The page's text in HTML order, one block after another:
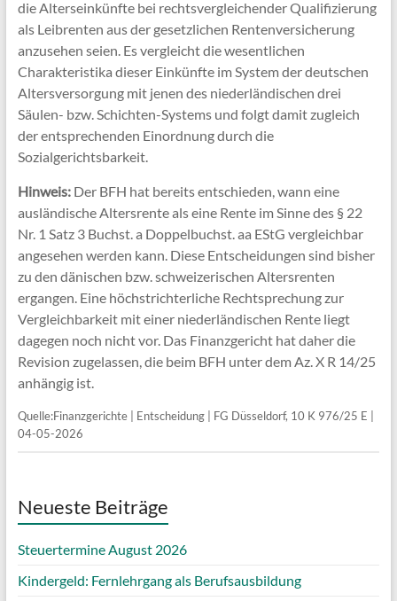
die Alterseinkünfte bei rechtsvergleichender Qualifizierung
als Leibrenten aus der gesetzlichen Rentenversicherung
anzusehen seien. Es vergleicht die wesentlichen
Charakteristika dieser Einkünfte im System der deutschen
Altersversorgung mit jenen des niederländischen drei
Säulen- bzw. Schichten-Systems und folgt damit zugleich
der entsprechenden Einordnung durch die
Sozialgerichtsbarkeit.
Hinweis:Der BFH hat bereits entschieden, wann eine
ausländische Altersrente als eine Rente im Sinne des § 22
Nr. 1 Satz 3 Buchst. a Doppelbuchst. aa EStG vergleichbar
angesehen werden kann. Diese Entscheidungen sind bisher
zu den dänischen bzw. schweizerischen Altersrenten
ergangen. Eine höchstrichterliche Rechtsprechung zur
Vergleichbarkeit mit einer niederländischen Rente liegt
dagegen noch nicht vor. Das Finanzgericht hat daher die
Revision zugelassen, die beim BFH unter dem Az. X R 14/25
anhängig ist.
Quelle:Finanzgerichte | Entscheidung | FG Düsseldorf, 10 K 976/25 E |
04-05-2026
Neueste Beiträge
Steuertermine August 2026
Kindergeld: Fernlehrgang als Berufsausbildung